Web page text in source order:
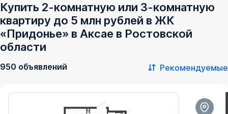
Купить 2-комнатную или 3-комнатную
квартиру до 5 млн рублей в ЖК
«Придонье» в Аксае в Ростовской
области
950 объявлений Рекомендуемые